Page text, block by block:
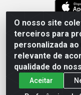
O nosso site
terceiros para
personalizada
relevante de
qualidade do
Aceitar
Esperança
Estância -